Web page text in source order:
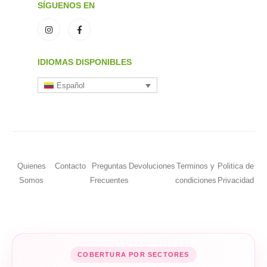
SÍGUENOS EN
IDIOMAS DISPONIBLES
Español
Quienes
Somos
Contacto
Preguntas
Frecuentes
Devoluciones Terminos y
condiciones
Politica de
Privacidad
COBERTURA POR SECTORES